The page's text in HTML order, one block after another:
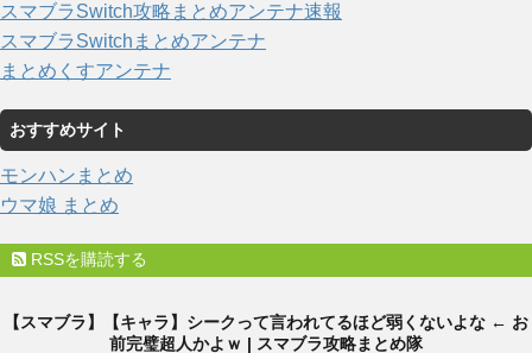
スマブラSwitch攻略まとめアンテナ速報
スマブラSwitchまとめアンテナ
まとめくすアンテナ
おすすめサイト
モンハンまとめ
ウマ娘 まとめ
RSSを購読する
【スマブラ】【キャラ】シークって言われてるほど弱くないよな ← お
前完璧超人かよｗ | スマブラ攻略まとめ隊